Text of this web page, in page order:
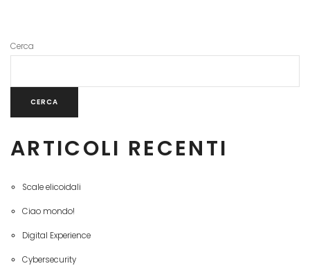
Cerca
CERCA
ARTICOLI RECENTI
Scale elicoidali
Ciao mondo!
Digital Experience
Cybersecurity